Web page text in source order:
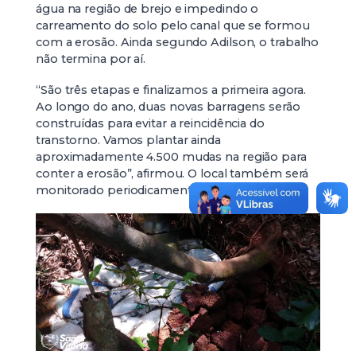
água na região de brejo e impedindo o
carreamento do solo pelo canal que se formou
com a erosão. Ainda segundo Adilson, o trabalho
não termina por aí.
“São três etapas e finalizamos a primeira agora.
Ao longo do ano, duas novas barragens serão
construídas para evitar a reincidência do
transtorno. Vamos plantar ainda
aproximadamente 4.500 mudas na região para
conter a erosão”, afirmou. O local também será
monitorado periodicamente.